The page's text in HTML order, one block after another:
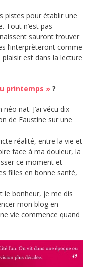
pistes pour établir une
Tout n’est pas
sauront trouver
l’interprèteront comme
est dans la lecture
printemps » ?
nat. J’ai vécu dix
de Faustine sur une
réalité, entre la vie et
face à ma douleur, la
ce moment et
filles en bonne santé,
le bonheur, je me dis
mon blog en
vie commence quand